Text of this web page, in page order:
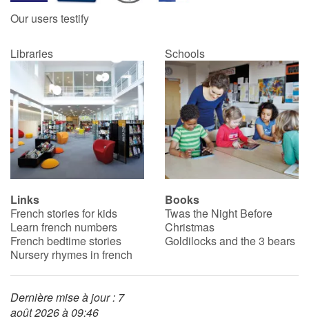
Our users testify
Libraries Schools
Links
French stories for kids
Learn french numbers
French bedtime stories
Nursery rhymes in french
Books
Twas the Night Before
Christmas
Goldilocks and the 3 bears
Dernière mise à jour : 7
août 2026 à 09:46